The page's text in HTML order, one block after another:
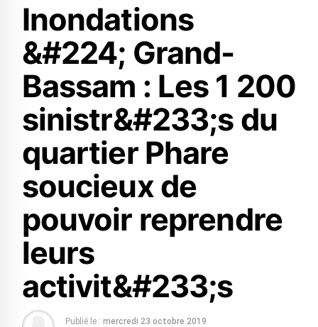
Inondations
&#224; Grand-
Bassam : Les 1 200
sinistr&#233;s du
quartier Phare
soucieux de
pouvoir reprendre
leurs
activit&#233;s
Publié le : mercredi 23 octobre 2019